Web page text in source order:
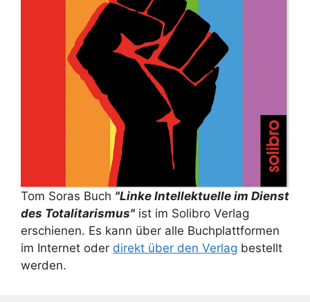
Tom Soras Buch "Linke Intellektuelle im Dienst
des Totalitarismus" ist im Solibro Verlag
erschienen. Es kann über alle Buchplattformen
im Internet oder direkt über den Verlag bestellt
werden.